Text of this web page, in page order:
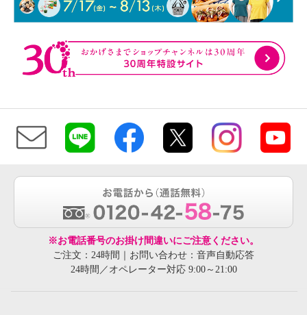
※お電話番号のお掛け間違いにご注意ください。
ご注文：24時間｜お問い合わせ：音声自動応答
24時間／オペレーター対応 9:00～21:00